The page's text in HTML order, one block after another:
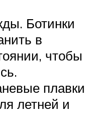
Ботинки
в
чтобы
плавки
летней и